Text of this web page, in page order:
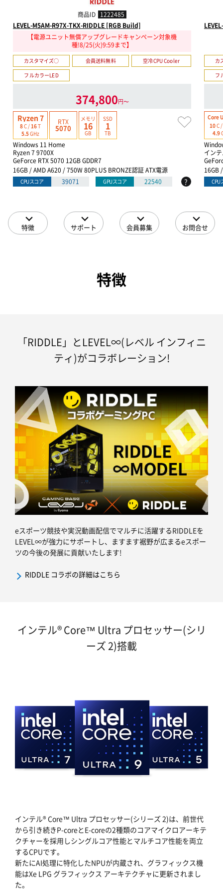
商品ID 1222485
LEVEL-M5AM-R97X-TKX-RIDDLE [RGB Build]
【電源ユニット無償アップグレードキャンペーン対象機
種!8/25(火)9:59まで】
カスタマイズ○ 会員送料無料
空冷CPU Cooler
フルカラーLED
374,800円〜
Ryzen 7
8C /16T
5.5GHz
RTX
5070
メモリ
16
GB
SSD
1
TB
Windows 11 Home
Ryzen 7 9700X
GeForce RTX 5070 12GB GDDR7
16GB / AMD A620 / 750W 80PLUS BRONZE認証 ATX電源
CPUスコア 39071 GPUスコア 22540 ?
カ
フ
Core
10C /
4.9
イン
16GB
CPU
特徴 サポート 会員募集 お問合せ
特徴
「RIDDLE」とLEVEL∞(レベル インフィニ
ティ)がコラボレーション!
eスポーツ競技や実況動画配信でマルチに活躍するRIDDLEを
LEVEL∞が強力にサポートし、ますます裾野が広まるeスポー
ツの今後の発展に貢献いたします!
RIDDLE コラボの詳細はこちら
インテル® Core™ Ultra プロセッサー(シリ
ーズ 2)搭載
インテル® Core™ Ultra プロセッサー(シリーズ 2)は、前世代
から引き続きP-coreとE-coreの2種類のコアマイクロアーキテ
クチャーを採用しシングルコア性能とマルチコア性能を両立
するCPUです。
新たにAI処理に特化したNPUが内蔵され、グラフィックス機
能はXe LPG グラフィックス アーキテクチャに更新されまし
た。